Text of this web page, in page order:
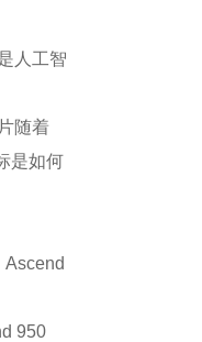
人工智
随着
是如何
950